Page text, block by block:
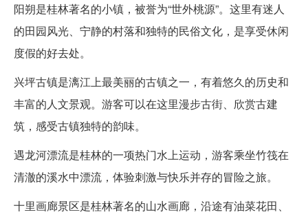
阳朔是桂林著名的小镇，被誉为“世外桃源”。这里有迷人
的田园风光、宁静的村落和独特的民俗文化，是享受休闲
度假的好去处。
兴坪古镇是漓江上最美丽的古镇之一，有着悠久的历史和
丰富的人文景观。游客可以在这里漫步古街、欣赏古建
筑，感受古镇独特的韵味。
遇龙河漂流是桂林的一项热门水上运动，游客乘坐竹筏在
清澈的溪水中漂流，体验刺激与快乐并存的冒险之旅。
十里画廊景区是桂林著名的山水画廊，沿途有油菜花田、